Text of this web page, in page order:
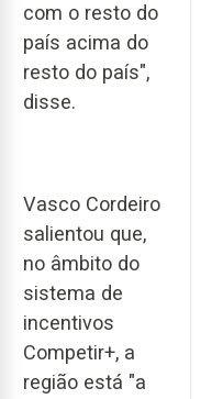
com o resto do
país acima do
resto do país",
disse.
Vasco Cordeiro
salientou que,
no âmbito do
sistema de
incentivos
Competir+, a
região está "a